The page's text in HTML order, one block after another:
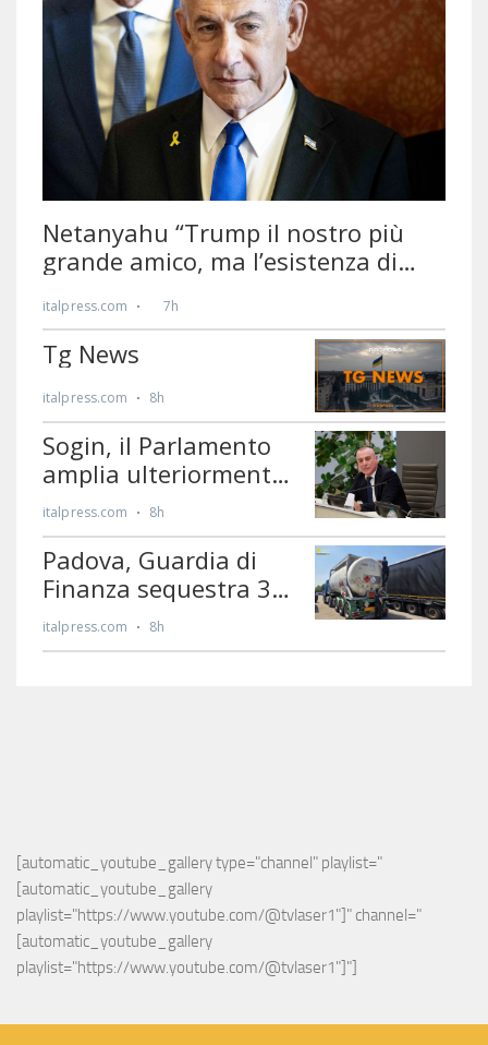
[automatic_youtube_gallery type="channel" playlist="
[automatic_youtube_gallery
playlist="https://www.youtube.com/@tvlaser1"]" channel="
[automatic_youtube_gallery
playlist="https://www.youtube.com/@tvlaser1"]"]